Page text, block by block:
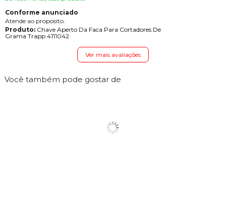
Conforme anunciado
Atende ao proposito.
Produto:Chave Aperto Da Faca Para Cortadores De
Grama Trapp 4111042
Ver mais avaliações
Você também pode gostar de